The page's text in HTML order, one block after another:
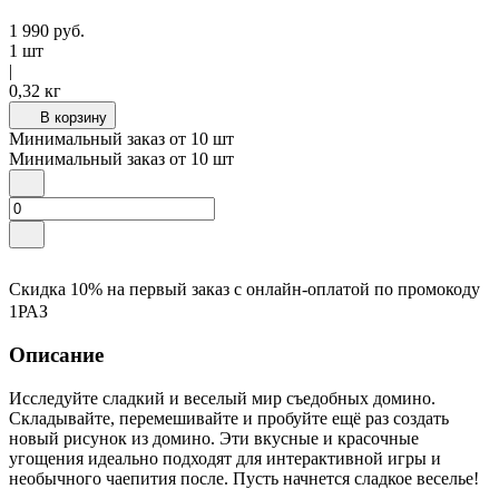
1 990 руб.
1 шт
|
0,32 кг
В корзину
Минимальный заказ от 10 шт
Минимальный заказ от 10 шт
Скидка 10% на первый заказ с онлайн-оплатой по промокоду
1РАЗ
Описание
Исследуйте сладкий и веселый мир съедобных домино.
Складывайте, перемешивайте и пробуйте ещё раз создать
новый рисунок из домино. Эти вкусные и красочные
угощения идеально подходят для интерактивной игры и
необычного чаепития после. Пусть начнется сладкое веселье!